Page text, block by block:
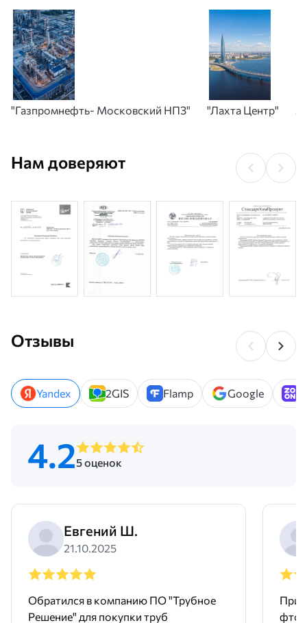
"Газпромнефть- Московский НПЗ" "Лахта Центр"
Нам доверяют
Отзывы
Yandex 2GIS Flamp Google
4.25 оценок
Евгений Ш.
21.10.2025
Обратился в компанию ПО "Трубное
Решение" для покупки труб